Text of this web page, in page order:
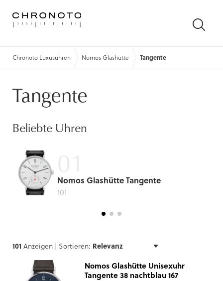
Chronoto Luxusuhren Nomos Glashütte Tangente
Tangente
Beliebte Uhren
Nomos Glashütte Tangente
101
101 Anzeigen | Sortieren:
Nomos Glashütte Unisexuhr
Tangente 38 nachtblau 167